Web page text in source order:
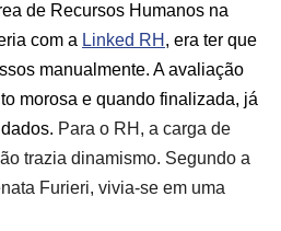
de Recursos Humanos na
com a Linked RH , era ter que
manualmente. A avaliação
morosa e quando finalizada, já
Para o RH, a carga de
trazia dinamismo. Segundo a
Furieri, vivia-se em uma